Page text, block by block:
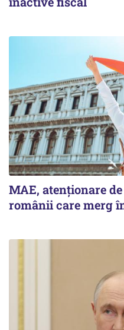
MAE, atenționare
românii care merg